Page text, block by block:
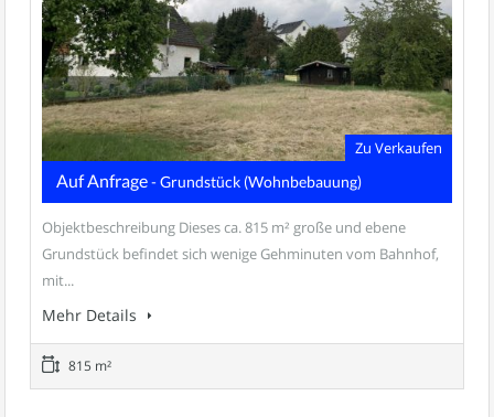
Zu Verkaufen
Auf Anfrage- Grundstück (Wohnbebauung)
Objektbeschreibung Dieses ca. 815 m² große und ebene
Grundstück befindet sich wenige Gehminuten vom Bahnhof,
mit...
Mehr Details
815 m²